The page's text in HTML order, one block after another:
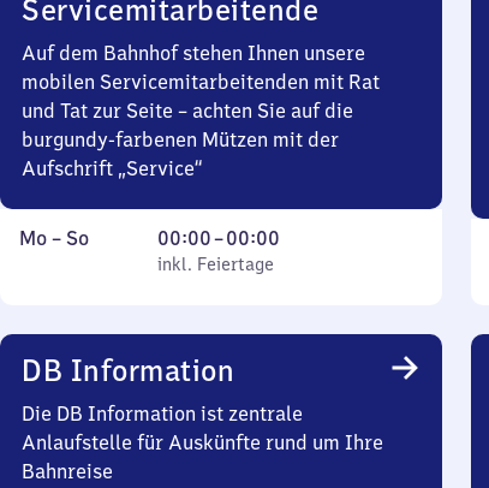
Servicemitarbeitende
Auf dem Bahnhof stehen Ihnen unsere
mobilen Servicemitarbeitenden mit Rat
und Tat zur Seite – achten Sie auf die
burgundy-farbenen Mützen mit der
Aufschrift „Service“
Montag
Mo – So,
inkl. Feiertage
00:00–00:00
Von
0
Uhr
inkl. Feiertage
DB Information
Die DB Information ist zentrale
Anlaufstelle für Auskünfte rund um Ihre
Bahnreise